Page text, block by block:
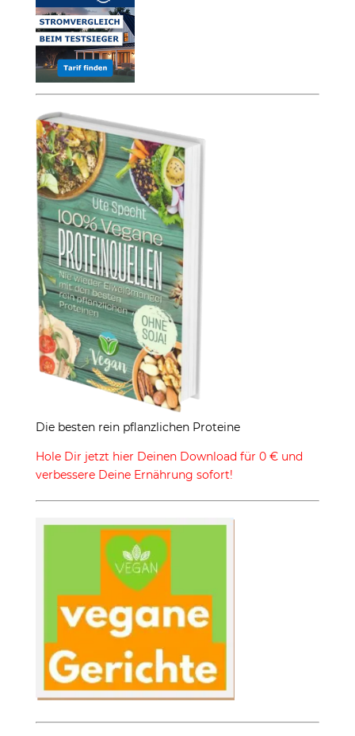
Die besten rein pflanzlichen Proteine
Hole Dir jetzt hier Deinen Download für 0 € und
verbessere Deine Ernährung sofort!